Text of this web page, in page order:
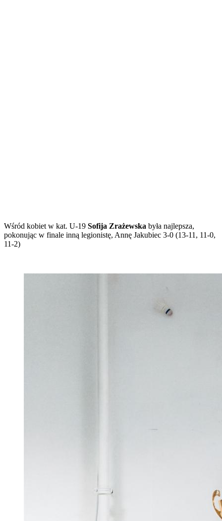
Wśród kobiet w kat. U-19 Sofija Zrażewska była najlepsza,
pokonując w finale inną legionistę, Annę Jakubiec 3-0 (13-11, 11-0,
11-2)